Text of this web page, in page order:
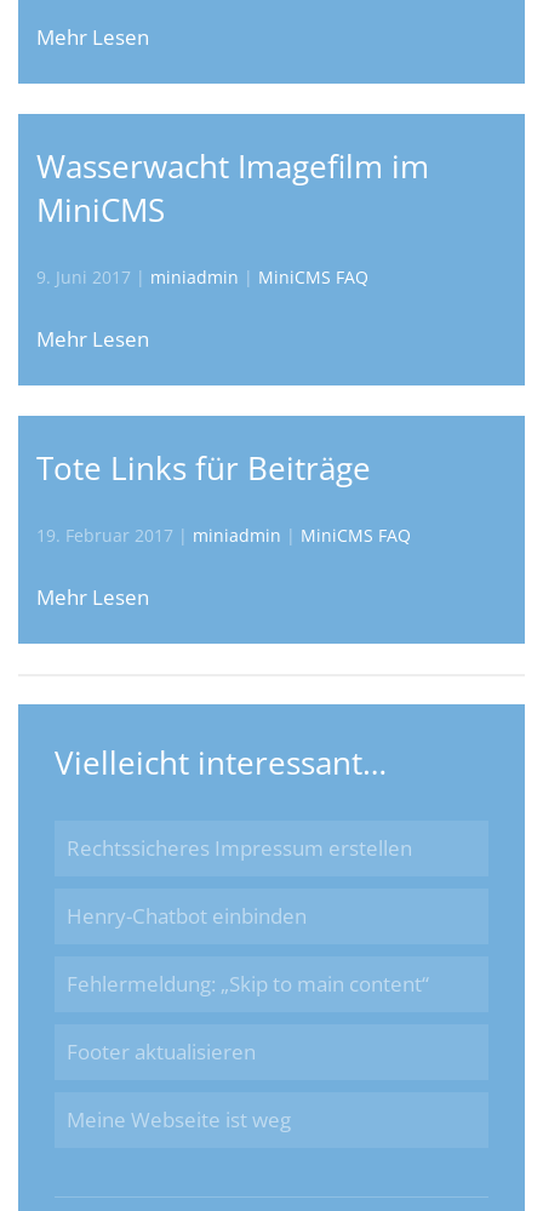
Mehr Lesen
Wasserwacht Imagefilm im
MiniCMS
9. Juni 2017 | miniadmin | MiniCMS FAQ
Mehr Lesen
Tote Links für Beiträge
19. Februar 2017 | miniadmin | MiniCMS FAQ
Mehr Lesen
Vielleicht interessant…
Rechtssicheres Impressum erstellen
Henry-Chatbot einbinden
Fehlermeldung: „Skip to main content“
Footer aktualisieren
Meine Webseite ist weg